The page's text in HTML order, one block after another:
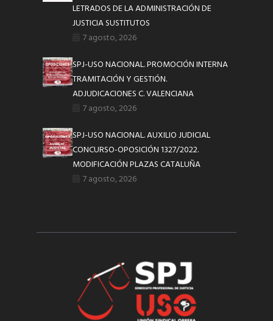
LETRADOS DE LA ADMINISTRACIÓN DE
JUSTICIA SUSTITUTOS
7 agosto, 2026
SPJ-USO NACIONAL. PROMOCIÓN INTERNA
TRAMITACIÓN Y GESTIÓN.
ADJUDICACIONES C. VALENCIANA
7 agosto, 2026
SPJ-USO NACIONAL. AUXILIO JUDICIAL
CONCURSO-OPOSICIÓN 1327/2022.
MODIFICACIÓN PLAZAS CATALUÑA
7 agosto, 2026